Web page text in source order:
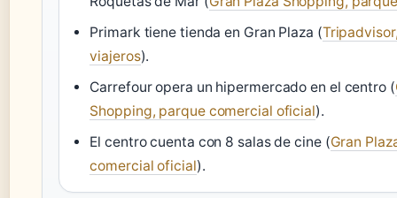
Primark tiene tienda en Gran Plaza (
viajeros).
Carrefour opera un hipermercado en el centro (
Shopping, parque comercial oficial).
El centro cuenta con 8 salas de cine (Gran
comercial oficial).